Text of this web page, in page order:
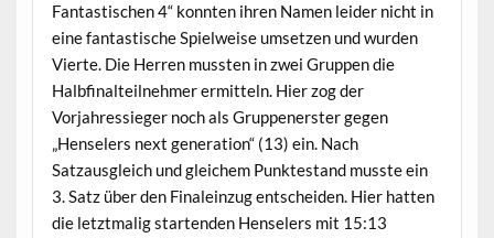
Fantastischen 4“ konnten ihren Namen leider nicht in
eine fantastische Spielweise umsetzen und wurden
Vierte. Die Herren mussten in zwei Gruppen die
Halbfinalteilnehmer ermitteln. Hier zog der
Vorjahressieger noch als Gruppenerster gegen
„Henselers next generation“ (13) ein. Nach
Satzausgleich und gleichem Punktestand musste ein
3. Satz über den Finaleinzug entscheiden. Hier hatten
die letztmalig startenden Henselers mit 15:13